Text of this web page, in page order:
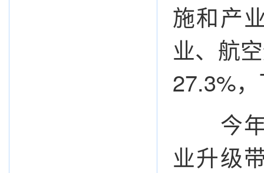
施和产
业、航
27.3%
今年
业升级